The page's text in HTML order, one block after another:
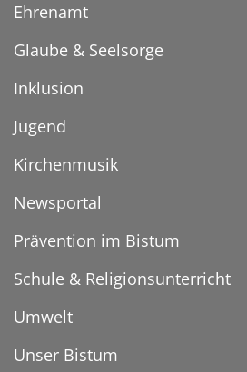
Ehrenamt
Glaube & Seelsorge
Inklusion
Jugend
Kirchenmusik
Newsportal
Prävention im Bistum
Schule & Religionsunterricht
Umwelt
Unser Bistum